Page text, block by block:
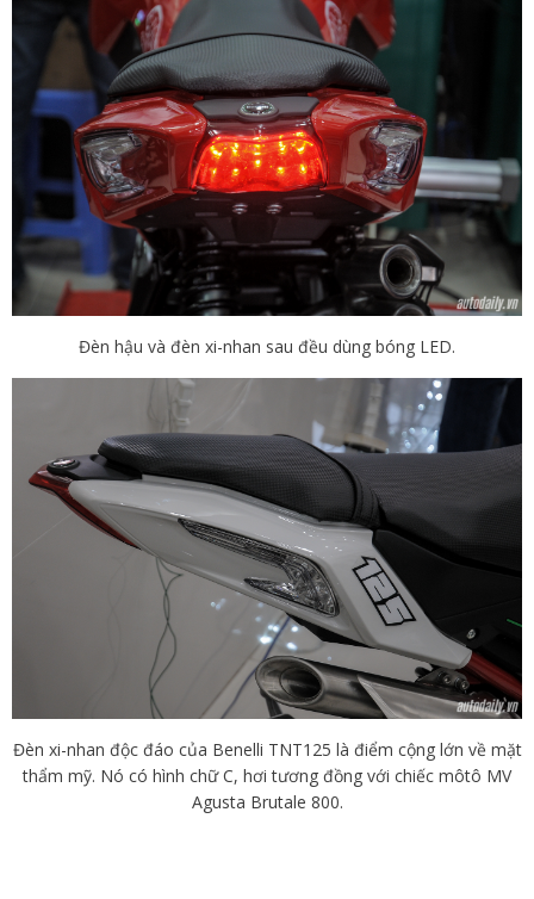
Đèn hậu và đèn xi-nhan sau đều dùng bóng LED.
Đèn xi-nhan độc đáo của Benelli TNT125 là điểm cộng lớn về mặt
thẩm mỹ. Nó có hình chữ C, hơi tương đồng với chiếc môtô MV
Agusta Brutale 800.